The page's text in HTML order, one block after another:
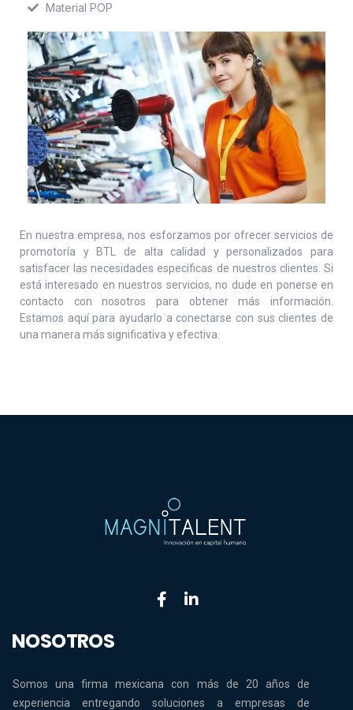
Material POP
En nuestra empresa, nos esforzamos por ofrecer servicios de
promotoría y BTL de alta calidad y personalizados para
satisfacer las necesidades específicas de nuestros clientes. Si
está interesado en nuestros servicios, no dude en ponerse en
contacto con nosotros para obtener más información.
Estamos aquí para ayudarlo a conectarse con sus clientes de
una manera más significativa y efectiva.
NOSOTROS
Somos una firma mexicana con más de 20 años de
experiencia entregando soluciones a empresas de